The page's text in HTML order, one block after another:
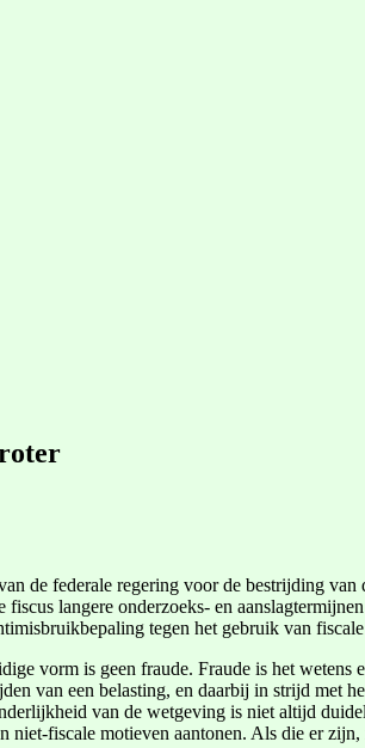
de federale regering voor de bestrijding
langere onderzoeks- en
tegen het gebruik van
vorm is geen fraude. Fraude is het
van een belasting, en daarbij in strijd met
van de wetgeving is niet altijd
niet-fiscale motieven aantonen. Als die er